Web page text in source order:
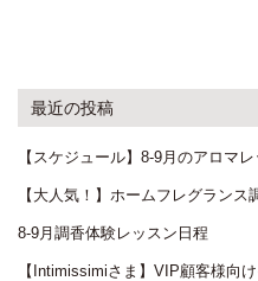
最近の投稿
【スケジュール】8-9月のアロマ
【大人気！】ホームフレグランス
8-9月調香体験レッスン日程
【Intimissimiさま】VIP顧客様向